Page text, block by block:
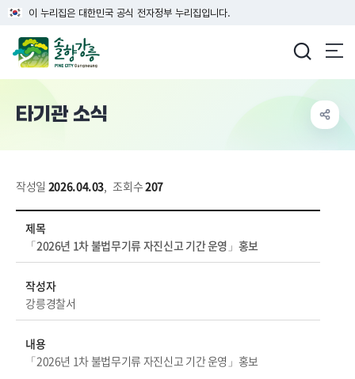
이 누리집은 대한민국 공식 전자정부 누리집입니다.
타기관 소식
작성일 2026.04.03, 조회수207
제목
「2026년 1차 불법무기류 자진신고 기간 운영」홍보
작성자
강릉경찰서
내용
「2026년 1차 불법무기류 자진신고 기간 운영」홍보